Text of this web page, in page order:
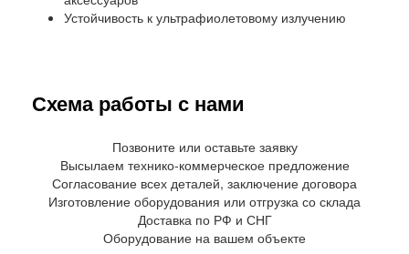
Устойчивость к ультрафиолетовому излучению
Схема работы с нами
Позвоните или оставьте заявку
Высылаем технико-коммерческое предложение
Согласование всех деталей, заключение договора
Изготовление оборудования или отгрузка со склада
Доставка по РФ и СНГ
Оборудование на вашем объекте